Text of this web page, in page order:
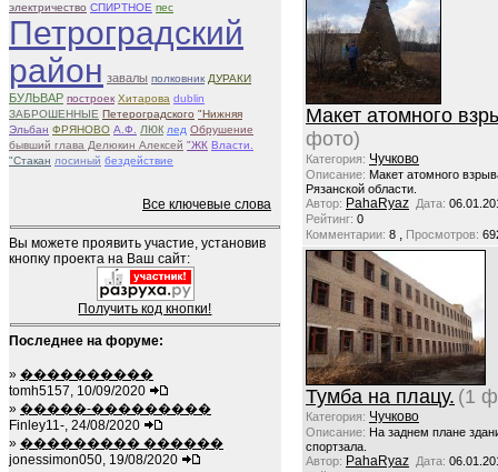
электричество СПИРТНОЕ пес
Петроградский
район завалы полковник ДУРАКИ
БУЛЬВАР построек Хитарова dublin
ЗАБРОШЕННЫЕ Петероградского "Нижняя
Эльбан ФРЯНОВО А.Ф. люк лед Обрушение
бывший глава Делюкин Алексей "ЖК Власти.
"Стакан лосиный бездействие
Все ключевые слова
Вы можете проявить участие, установив
кнопку проекта на Ваш сайт:
Получить код кнопки!
Последнее на форуме:
» ����������
tomh5157, 10/09/2020
» �����-���������
Finley11-, 24/08/2020
» ��������� ������
jonessimon050, 19/08/2020
Макет атомного
фото)
Категория: Чучково
Описание: Макет атомного
Рязанской области.
Автор: PahaRyaz Дата:
Рейтинг: 0
Комментарии: 8 , Просмотров:
Тумба на плацу. (1
Категория: Чучково
Описание: На заднем плане
спортзала.
Автор: PahaRyaz Дата: